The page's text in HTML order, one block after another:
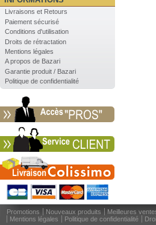
Livraisons et Retours
Paiement sécurisé
Conditions d'utilisation
Droits de rétractation
Mentions légales
A propos de Bazari
Garantie produit / Bazari
Politique de confidentialité
Promotions Nouveaux produits Meilleures
Mentions légales
Politique de confidentialité